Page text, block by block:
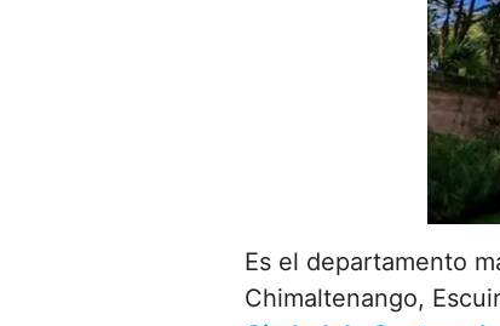
Es el departamento
Chimaltenango,